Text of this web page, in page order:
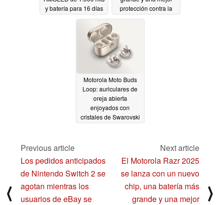
y batería para 16 días
04/25/2025
protección contra la
Motorola Moto Buds
Loop: auriculares de
oreja abierta
enjoyados con
cristales de Swarovski
⟨
Previous article
Los pedidos anticipados
de Nintendo Switch 2 se
agotan mientras los
usuarios de eBay se
Next article
El Motorola Razr 2025
se lanza con un nuevo
chip, una batería más
grande y una mejor
⟩